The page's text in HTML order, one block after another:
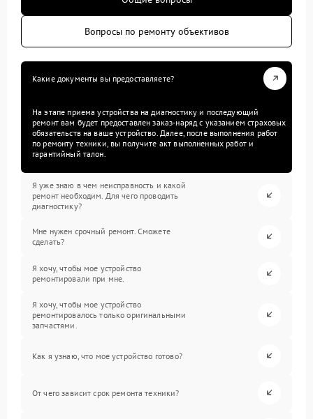
Вопросы по ремонту объективов
Какие документы вы предоставляете?
На этапе приема устройства на диагностику и последующий
ремонт вам будет предоставлен заказ-наряд с указанием страховых
обязательств на ваше устройство. Далее, после выполнения работ
по ремонту техники, вы получите акт выполненных работ и
гарантийный талон.
Я уже знаю в чем неисправность и какой
ремонт необходим. Для чего проводить
диагностику?
Мне нужен срочный ремонт. Сможете
сделать?
Я хочу, чтобы мое устройство
ремонтировали при мне.
Я хочу, чтобы мое устройство
ремонтировалось только оригинальными
запчастями.
Как я узнаю, что мое устройство готово?
От чего зависит срок ремонта техники?